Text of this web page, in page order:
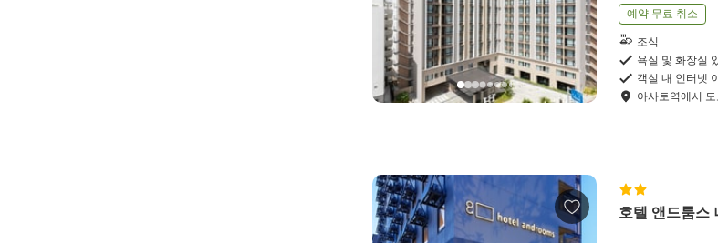
예약 무료 취소
조식
욕실 및 화장실
객실 내 인터넷
아사토역에서
호텔 앤드룸스